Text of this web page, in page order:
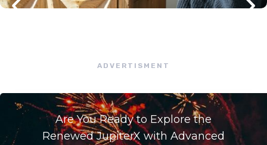
ADVERTISMENT
Are You Ready to Explore the
Renewed JupiterX with Advanced